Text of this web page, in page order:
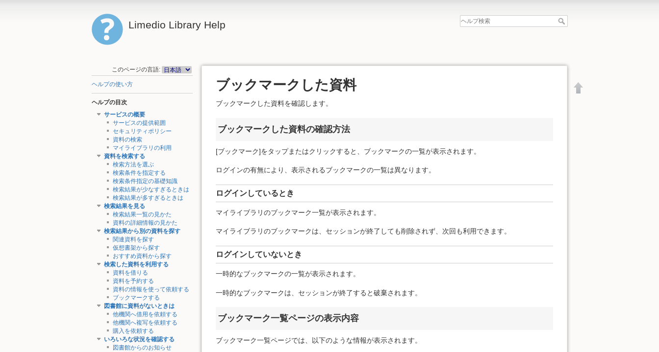
Limedio Library Help
このページの言語:
ヘルプの使い方
ヘルプの目次
サービスの概要
サービスの提供範囲
セキュリティポリシー
資料の検索
マイライブラリの利用
資料を検索する
検索方法を選ぶ
検索条件を指定する
検索条件指定の基礎知識
検索結果が少なすぎるときは
検索結果が多すぎるときは
検索結果を見る
検索結果一覧の見かた
資料の詳細情報の見かた
検索結果から別の資料を探す
関連資料を探す
仮想書架から探す
おすすめ資料から探す
検索した資料を利用する
資料を借りる
資料を予約する
資料の情報を使って依頼する
ブックマークする
図書館に資料がないときは
他機関へ借用を依頼する
他機関へ複写を依頼する
購入を依頼する
いろいろな状況を確認する
図書館からのお知らせ
ブックマークした資料
ブックマークした資料を確認します。
ブックマークした資料の確認方法
[ブックマーク]をタップまたはクリックすると、ブックマークの一覧が表示されます。
ログインの有無により、表示されるブックマークの一覧は異なります。
ログインしているとき
マイライブラリのブックマーク一覧が表示されます。
マイライブラリのブックマークは、セッションが終了しても削除されず、次回も利用できます。
ログインしていないとき
一時的なブックマークの一覧が表示されます。
一時的なブックマークは、セッションが終了すると破棄されます。
ブックマーク一覧ページの表示内容
ブックマーク一覧ページでは、以下のような情報が表示されます。